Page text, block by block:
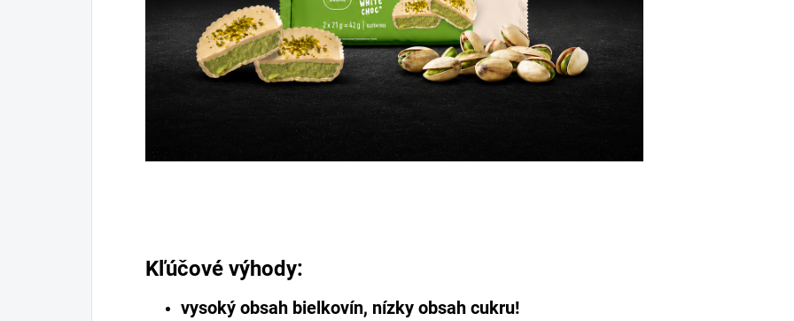
Kľúčové výhody:
vysoký obsah bielkovín, nízky obsah cukru!